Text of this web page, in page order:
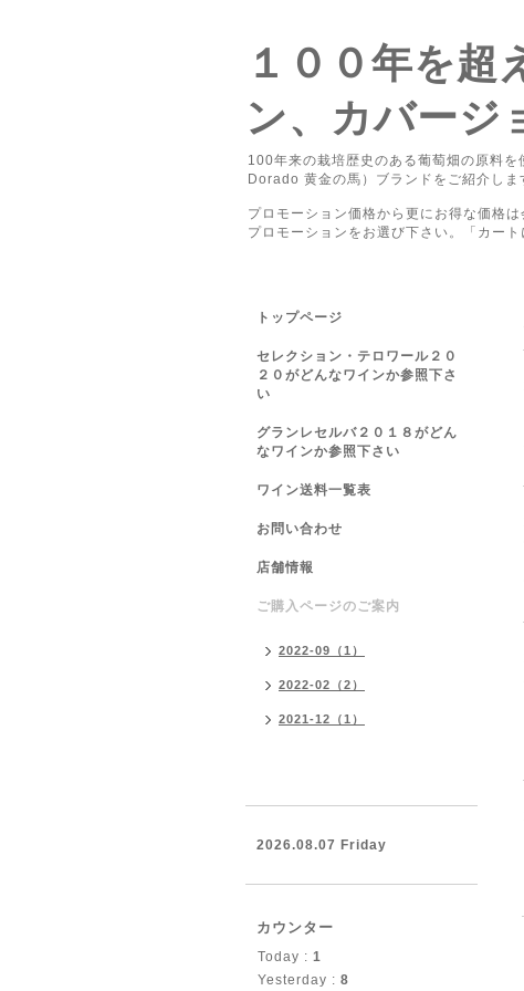
１００年を超
ン、カバー
100年来の栽培歴史のある葡萄畑の原料
Dorado 黄金の馬）ブランドをご紹介しま
プロモーション価格から更にお得な価格は
プロモーションをお選び下さい。「カー
トップページ
セレクション・テロワール２０
２０がどんなワインか参照下さ
い
グランレセルバ２０１８がどん
なワインか参照下さい
ワイン送料一覧表
お問い合わせ
店舗情報
ご購入ページのご案内
2022-09（1）
2022-02（2）
2021-12（1）
2026.08.07 Friday
カウンター
Today : 1
Yesterday : 8